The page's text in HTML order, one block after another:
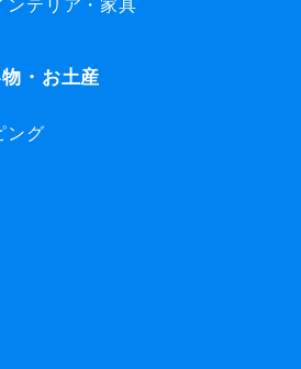
ンテリア・家具
・お土産
ング